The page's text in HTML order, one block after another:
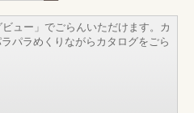
ュー」でごらんいただけます。カ
パラめくりながらカタログをごら